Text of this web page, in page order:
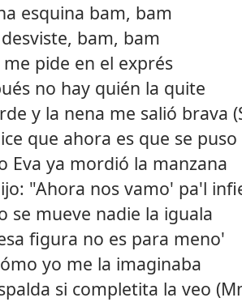
esquina bam, bam
desviste, bam, bam
me pide en el exprés
no hay quién la quite
y la nena me salió brava
que ahora es que se
Eva ya mordió la manzana
"Ahora nos vamo' pa'l
se mueve nadie la iguala
figura no es para meno'
yo me la imaginaba
si completita la veo